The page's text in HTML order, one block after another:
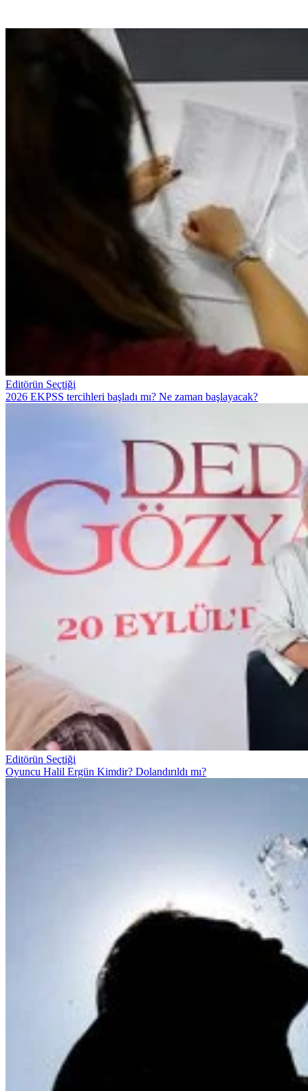
Editörün Seçtiği
2026 EKPSS tercihleri başladı mı? Ne zaman başlayacak?
Editörün Seçtiği
Oyuncu Halil Ergün Kimdir? Dolandırıldı mı?